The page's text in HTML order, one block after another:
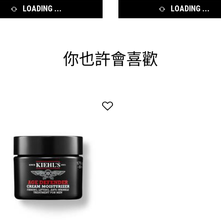
LOADING ... LOADING ...
你也許會喜歡